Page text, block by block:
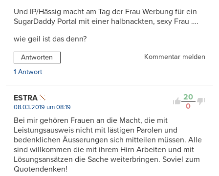
Und IP/Hässig macht am Tag der Frau Werbung für ein
SugarDaddy Portal mit einer halbnackten, sexy Frau ….
wie geil ist das denn?
Antworten
Kommentar melden
1 Antwort
20
0
ESTRA
08.03.2019 um 08:19
Bei mir gehören Frauen an die Macht, die mit
Leistungsausweis nicht mit lästigen Parolen und
bedenklichen Äusserungen sich mitteilen müssen. Alle
sind willkommen die mit ihrem Hirn Arbeiten und mit
Lösungsansätzen die Sache weiterbringen. Soviel zum
Quotendenken!